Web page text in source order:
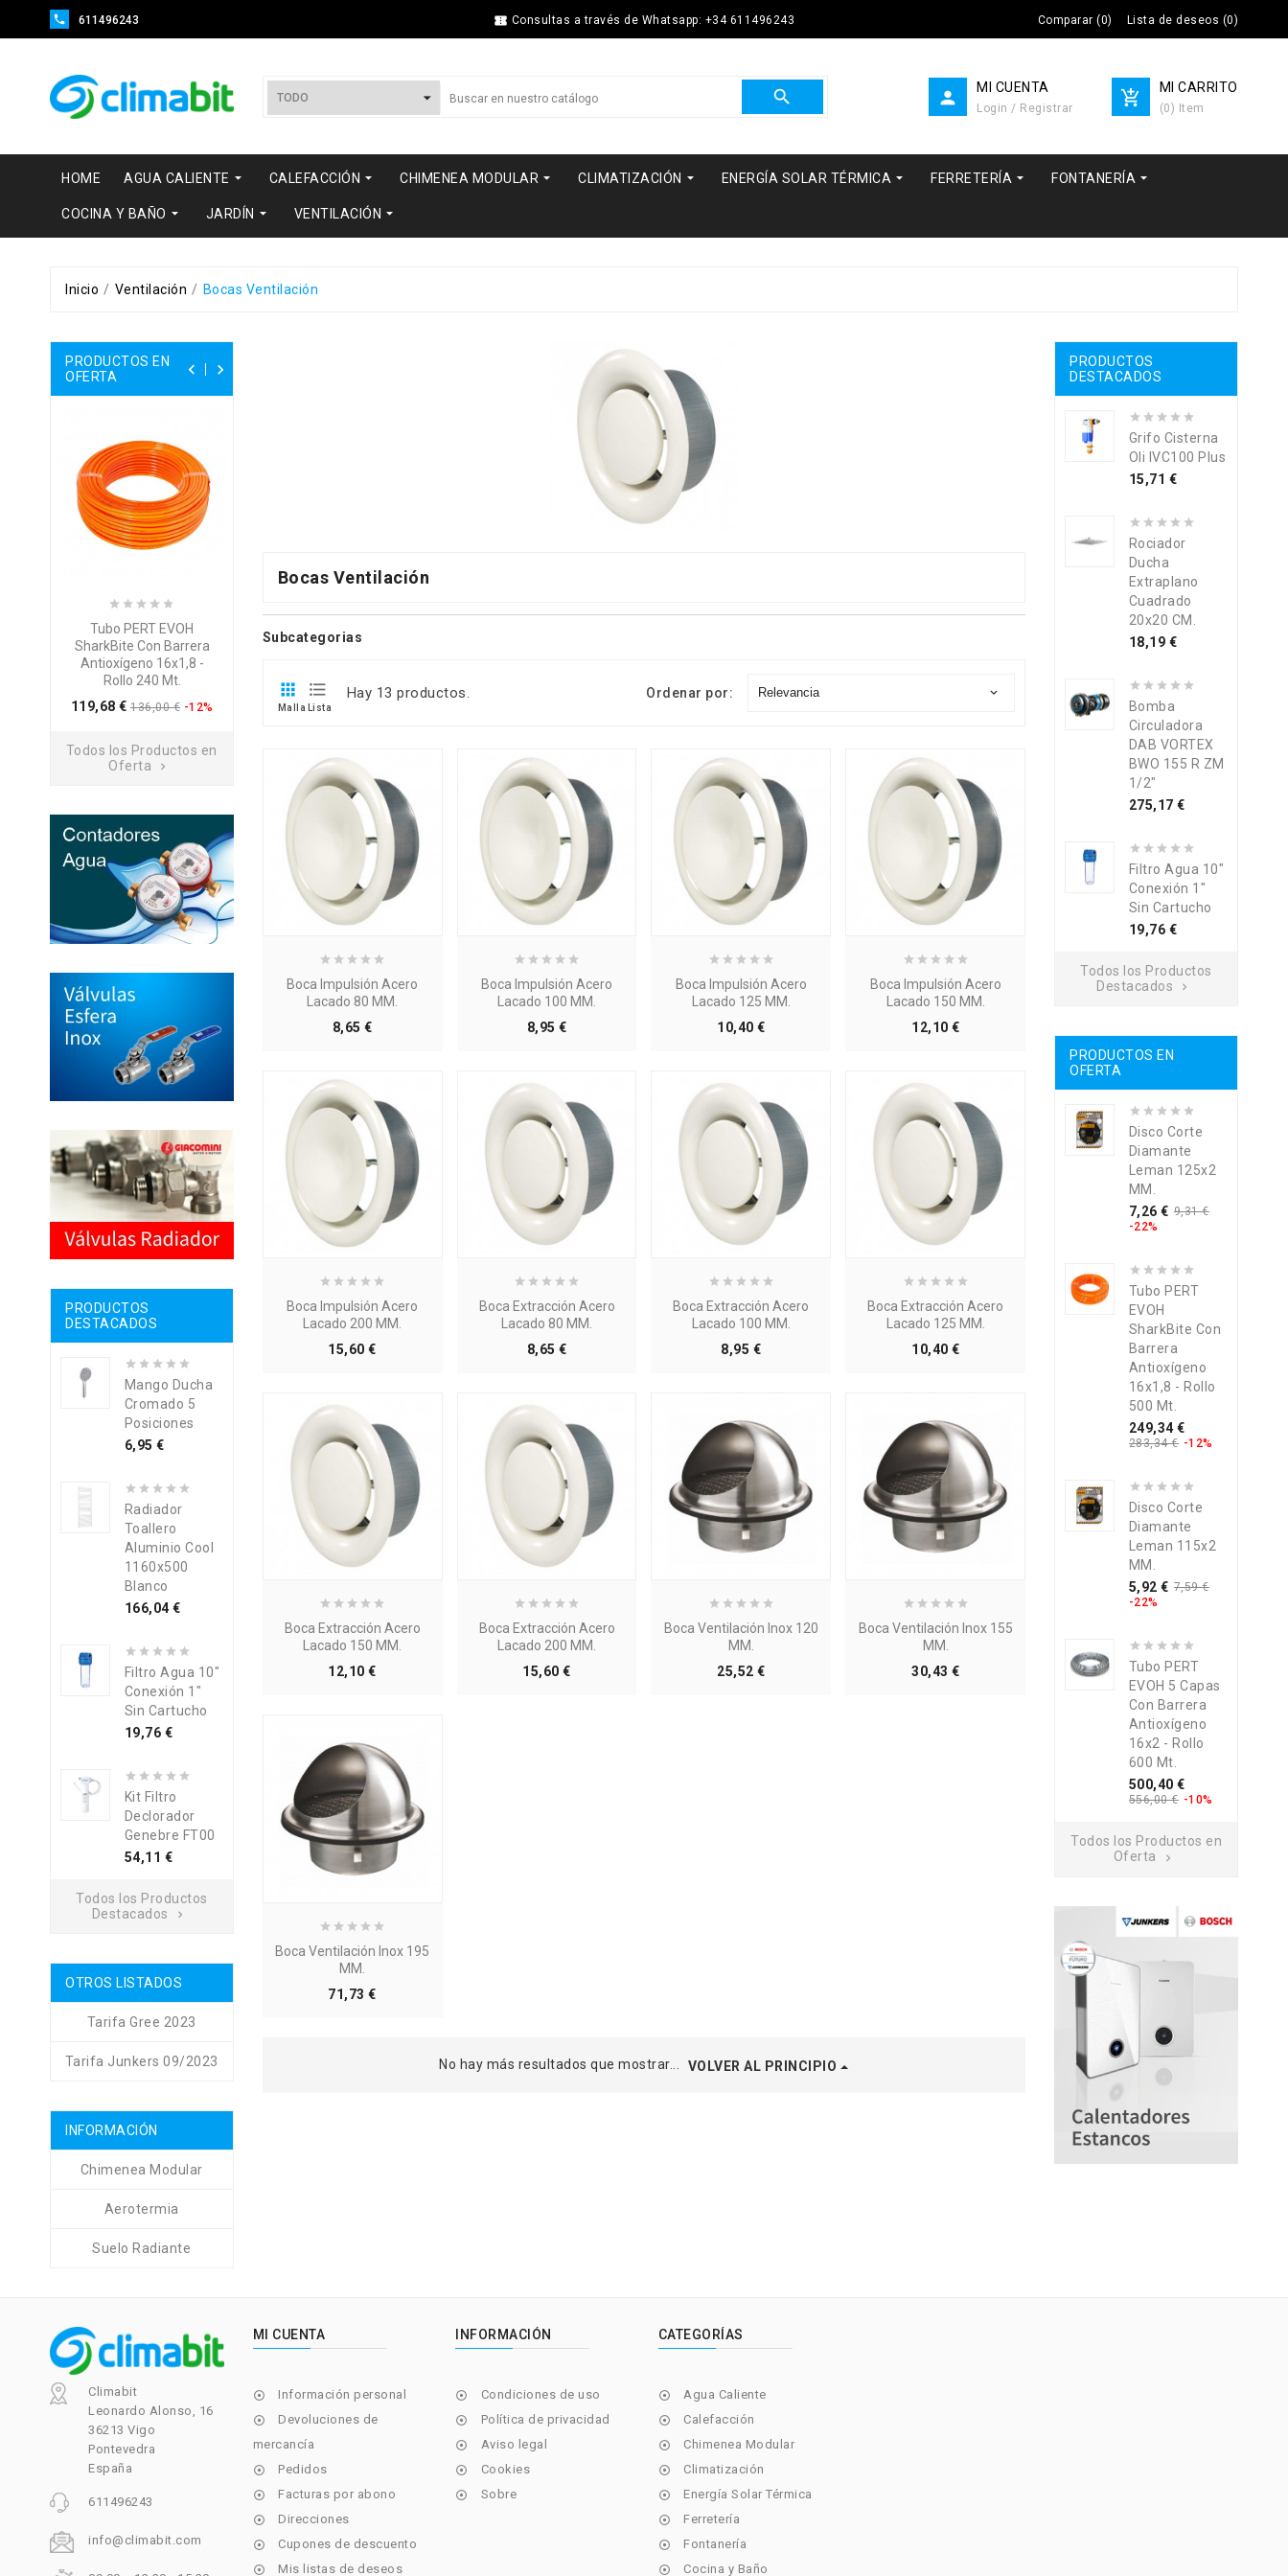
 611496243  Consultas a través de Whatsapp: +34 611496243 Comparar (0) Lista de deseos (0)
 
MI CUENTA
Login / Registrar 
MI CARRITO
(0) Item
HOME AGUA CALIENTE  CALEFACCIÓN  CHIMENEA MODULAR  CLIMATIZACIÓN  ENERGÍA SOLAR TÉRMICA  FERRETERÍA  FONTANERÍA 
COCINA Y BAÑO  JARDÍN  VENTILACIÓN 
Inicio Ventilación Bocas Ventilación
PRODUCTOS EN
OFERTA
 
Tubo PERT EVOH
SharkBite Con Barrera
Antioxígeno 16x1,8 -
Rollo 240 Mt.
119,68 € 136,00 € -12%
Tubo PERT EVOH 5
Capas Con Barrera
600 Mt.
500,40 € 556,00 €
Todos los Productos en
Oferta

PRODUCTOS
DESTACADOS
Mango Ducha
Cromado 5
Posiciones
Precio
6,95 €
Radiador
Toallero
Aluminio Cool
1160x500
Blanco
Precio
166,04 €
Filtro Agua 10"
Conexión 1"
Sin Cartucho
Precio
19,76 €
Kit Filtro
Declorador
Genebre FT00
Precio
54,11 €
Todos los Productos
Destacados

OTROS LISTADOS
Tarifa Gree 2023
Tarifa Junkers 09/2023
INFORMACIÓN
Chimenea Modular
Aerotermia
Suelo Radiante
Bocas Ventilación
Subcategorias

Malla

Lista
Hay 13 productos. Ordenar por: Relevancia 
Boca Impulsión Acero
Lacado 80 MM.
8,65 €Precio
Boca Impulsión Acero
Lacado 100 MM.
8,95 €Precio
Boca Impulsión Acero
Lacado 125 MM.
10,40 €Precio
Boca Impulsión Acero
Lacado 150 MM.
12,10 €Precio
Boca Impulsión Acero
Lacado 200 MM.
15,60 €Precio
Boca Extracción Acero
Lacado 80 MM.
8,65 €Precio
Boca Extracción Acero
Lacado 100 MM.
8,95 €Precio
Boca Extracción Acero
Lacado 125 MM.
10,40 €Precio
Boca Extracción Acero
Lacado 150 MM.
12,10 €Precio
Boca Extracción Acero
Lacado 200 MM.
15,60 €Precio
Boca Ventilación Inox 120
MM.
25,52 €Precio
Boca Ventilación Inox 155
MM.
30,43 €Precio
Boca Ventilación Inox 195
MM.
71,73 €Precio
No hay más resultados que mostrar... VOLVER AL PRINCIPIO
PRODUCTOS
DESTACADOS
Grifo Cisterna
Oli IVC100 Plus
Precio
15,71 €
Rociador
Ducha
Extraplano
Cuadrado
20x20 CM.
Precio
18,19 €
Bomba
Circuladora
DAB VORTEX
BWO 155 R ZM
1/2"
Precio
275,17 €
Filtro Agua 10"
Conexión 1"
Sin Cartucho
Precio
19,76 €
Todos los Productos
Destacados

PRODUCTOS EN
OFERTA
Disco Corte
Diamante
Leman 125x2
MM.
7,26 € 9,31 €
-22%
Tubo PERT
EVOH
SharkBite Con
Barrera
Antioxígeno
16x1,8 - Rollo
500 Mt.
249,34 €
base
283,34 € -12%
Disco Corte
Diamante
Leman 115x2
MM.
5,92 € 7,59 €
-22%
Tubo PERT
EVOH 5 Capas
Con Barrera
Antioxígeno
16x2 - Rollo
600 Mt.
500,40 €
base
556,00 € -10%
Todos los Productos en
Oferta

Climabit
Leonardo Alonso, 16
36213 Vigo
Pontevedra
España
611496243
info@climabit.com
MI CUENTA
 Información personal

Devoluciones de
mercancía
 Pedidos
 Facturas por abono
 Direcciones
 Cupones de descuento
 Mis listas de deseos
INFORMACIÓN
 Condiciones de uso
 Política de privacidad
 Aviso legal
 Cookies
 Sobre
CATEGORÍAS
 Agua Caliente
 Calefacción
 Chimenea Modular
 Climatización
 Energía Solar Térmica
 Ferretería
 Fontanería
 Cocina y Baño